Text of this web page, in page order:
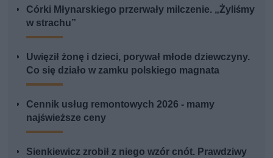
Córki Młynarskiego przerwały milczenie. „Żyliśmy
w strachu”
Uwięził żonę i dzieci, porywał młode dziewczyny.
Co się działo w zamku polskiego magnata
Cennik usług remontowych 2026 - mamy
najświeższe ceny
Sienkiewicz zrobił z niego wzór cnót. Prawdziwy